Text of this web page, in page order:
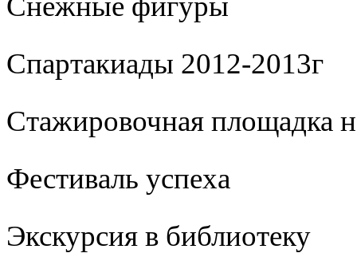
Спартакиады 2012-2013г
Стажировочная
Фестиваль успеха
Экскурсия в библиотеку